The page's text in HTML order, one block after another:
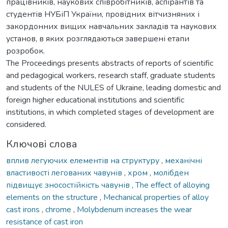
студентів НУБіП України, провідних вітчизняних і
закордонних вищих навчальних закладів та наукових
установ, в яких розглядаються завершені етапи
розробок.
The Proceedings presents abstracts of reports of scientific
and pedagogical workers, research staff, graduate students
and students of the NULES of Ukraine, leading domestic and
foreign higher educational institutions and scientific
institutions, in which completed stages of development are
considered.
Ключові слова
вплив легуючих елементів на структуру, механічні
властивості легованих чавунів , хром , молібден
підвищує зносостійкість чавунів ,The effect of alloying
elements on the structure , Mechanical properties of alloy
cast irons , chrome , Molybdenum increases the wear
resistance of cast iron